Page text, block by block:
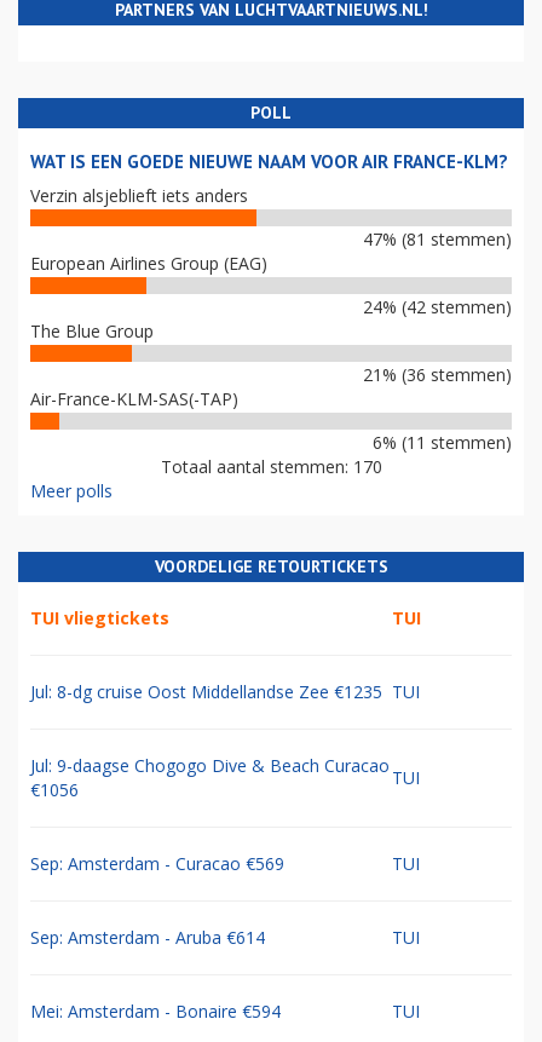
PARTNERS VAN LUCHTVAARTNIEUWS.NL!
POLL
WAT IS EEN GOEDE NIEUWE NAAM VOOR AIR FRANCE-KLM?
Verzin alsjeblieft iets anders
47% (81 stemmen)
European Airlines Group (EAG)
24% (42 stemmen)
The Blue Group
21% (36 stemmen)
Air-France-KLM-SAS(-TAP)
6% (11 stemmen)
Totaal aantal stemmen: 170
Meer polls
VOORDELIGE RETOURTICKETS
TUI vliegtickets TUI
Jul: 8-dg cruise Oost Middellandse Zee €1235 TUI
Jul: 9-daagse Chogogo Dive & Beach Curacao
€1056
TUI
Sep: Amsterdam - Curacao €569 TUI
Sep: Amsterdam - Aruba €614 TUI
Mei: Amsterdam - Bonaire €594 TUI